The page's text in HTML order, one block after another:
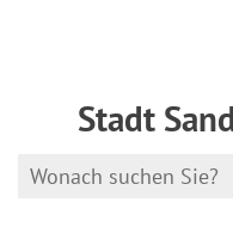
Stadt